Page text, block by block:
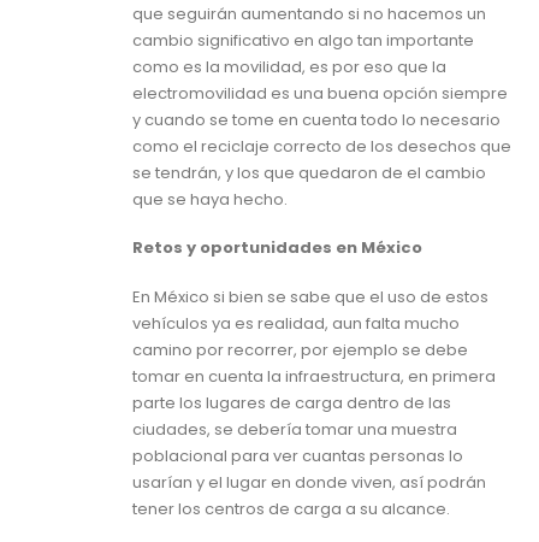
que seguirán aumentando si no hacemos un
cambio significativo en algo tan importante
como es la movilidad, es por eso que la
electromovilidad es una buena opción siempre
y cuando se tome en cuenta todo lo necesario
como el reciclaje correcto de los desechos que
se tendrán, y los que quedaron de el cambio
que se haya hecho.
Retos y oportunidades en México
En México si bien se sabe que el uso de estos
vehículos ya es realidad, aun falta mucho
camino por recorrer, por ejemplo se debe
tomar en cuenta la infraestructura, en primera
parte los lugares de carga dentro de las
ciudades, se debería tomar una muestra
poblacional para ver cuantas personas lo
usarían y el lugar en donde viven, así podrán
tener los centros de carga a su alcance.